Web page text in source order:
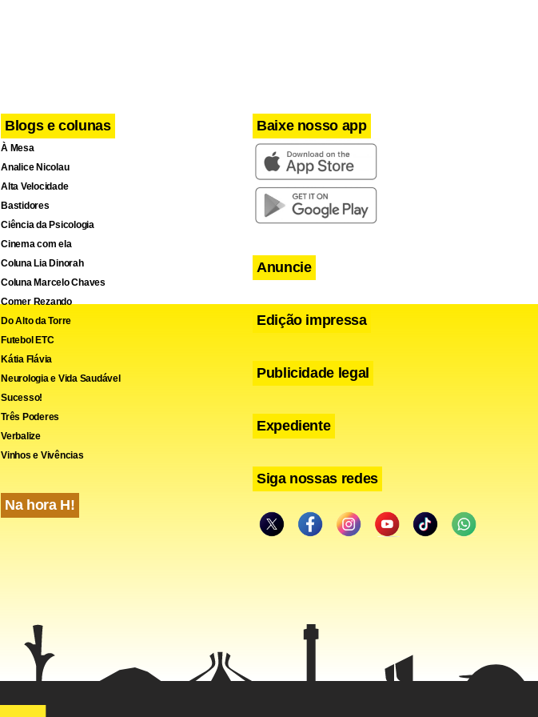
Blogs e colunas
À Mesa
Analice Nicolau
Alta Velocidade
Bastidores
Ciência da Psicologia
Cinema com ela
Coluna Lia Dinorah
Coluna Marcelo Chaves
Comer Rezando
Do Alto da Torre
Futebol ETC
Kátia Flávia
Neurologia e Vida Saudável
Sucesso!
Três Poderes
Verbalize
Vinhos e Vivências
Na hora H!
Baixe nosso app
Anuncie
Edição impressa
Publicidade legal
Expediente
Siga nossas redes